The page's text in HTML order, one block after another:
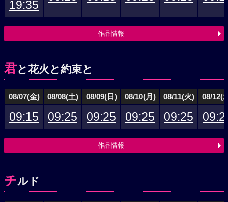
19:35
作品情報
君と花火と約束と
08/07(金) 08/08(土) 08/09(日) 08/10(月) 08/11(火) 08/12(
09:15 09:25 09:25 09:25 09:25
作品情報
チルド